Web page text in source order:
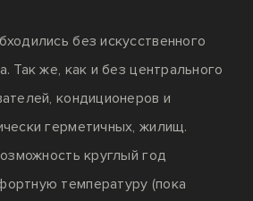
без искусственного
Так же, как и без центрального
кондиционеров и
герметичных, жилищ.
круглый год
температуру (пока